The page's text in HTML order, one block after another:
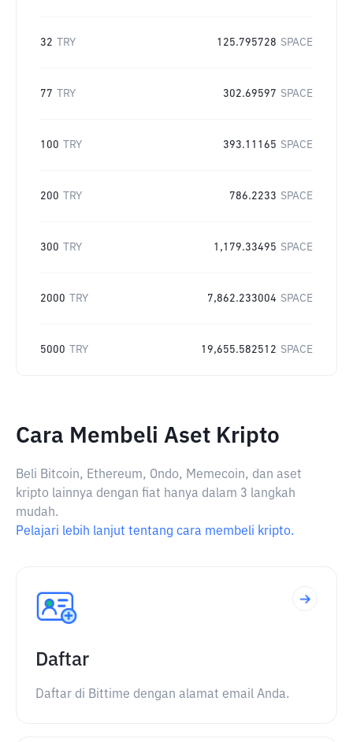
32 TRY 125.795728 SPACE
77 TRY 302.69597 SPACE
100 TRY 393.11165 SPACE
200 TRY 786.2233 SPACE
300 TRY 1,179.33495 SPACE
2000 TRY 7,862.233004 SPACE
5000 TRY 19,655.582512 SPACE
Cara Membeli Aset Kripto
Beli Bitcoin, Ethereum, Ondo, Memecoin, dan aset
kripto lainnya dengan fiat hanya dalam 3 langkah
mudah.
Pelajari lebih lanjut tentang cara membeli kripto.
Daftar
Daftar di Bittime dengan alamat email Anda.